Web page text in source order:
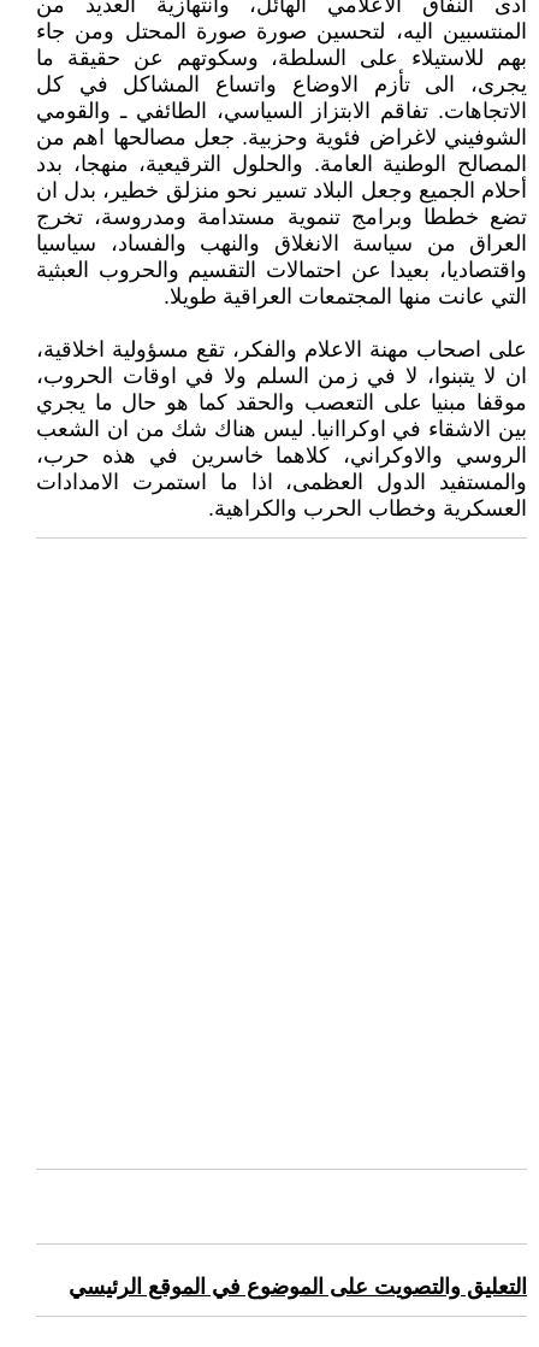
ادى النفاق الاعلامي الهائل، وانتهازية العديد من
المنتسبين اليه، لتحسين صورة صورة المحتل ومن جاء
بهم للاستيلاء على السلطة، وسكوتهم عن حقيقة ما
يجرى، الى تأزم الاوضاع واتساع المشاكل في كل
الاتجاهات. تفاقم الابتزاز السياسي، الطائفي ـ والقومي
الشوفيني لاغراض فئوية وحزبية. جعل مصالحها اهم من
المصالح الوطنية العامة. والحلول الترقيعية، منهجا، بدد
أحلام الجميع وجعل البلاد تسير نحو منزلق خطير، بدل ان
تضع خططا وبرامج تنموية مستدامة ومدروسة، تخرج
العراق من سياسة الانغلاق والنهب والفساد، سياسيا
واقتصاديا، بعيدا عن احتمالات التقسيم والحروب العبثية
التي عانت منها المجتمعات العراقية طويلا.
على اصحاب مهنة الاعلام والفكر، تقع مسؤولية اخلاقية،
ان لا يتبنوا، لا في زمن السلم ولا في اوقات الحروب،
موقفا مبنيا على التعصب والحقد كما هو حال ما يجري
بين الاشقاء في اوكراانيا. ليس هناك شك من ان الشعب
الروسي والاوكراني، كلاهما خاسرين في هذه حرب،
والمستفيد الدول العظمى، اذا ما استمرت الامدادات
العسكرية وخطاب الحرب والكراهية.
التعليق والتصويت على الموضوع في الموقع الرئيسي